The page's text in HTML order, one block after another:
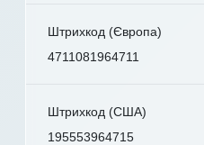
Штрихкод (Європа)
4711081964711
Штрихкод (США)
195553964715